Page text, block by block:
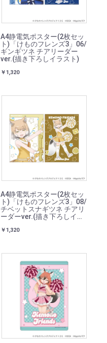
A4静電気ポスター(2枚セッ
ト)「けものフレンズ3」06/
ギンギツネ チアリーダー
ver.(描き下ろしイラスト)
￥1,320
A4静電気ポスター(2枚セッ
ト)「けものフレンズ3」08/
チベットスナギツネ チアリ
ーダーver.(描き下ろしイラ
￥1,320